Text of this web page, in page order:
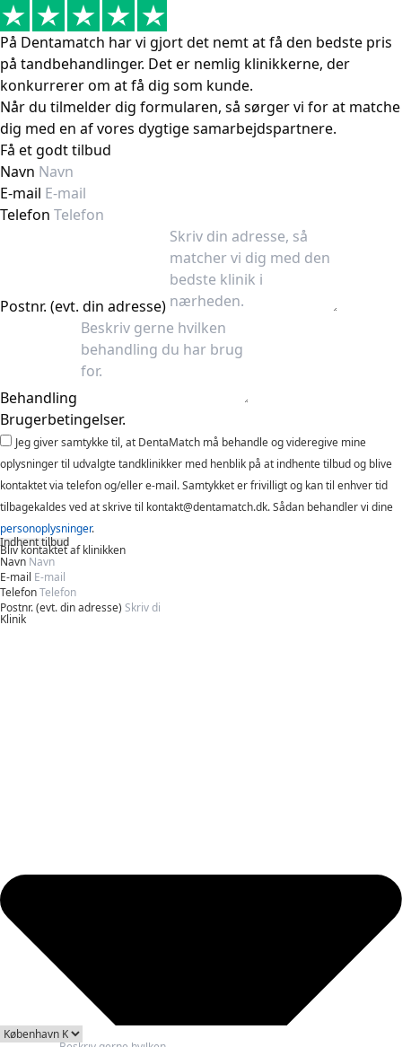
På Dentamatch har vi gjort det nemt at få den bedste pris
på tandbehandlinger. Det er nemlig klinikkerne, der
konkurrerer om at få dig som kunde.
Når du tilmelder dig formularen, så sørger vi for at matche
dig med en af vores dygtige samarbejdspartnere.
Få et godt tilbud
Navn
E-mail
Telefon
Postnr. (evt. din adresse)
Behandling
Brugerbetingelser.
Jeg giver samtykke til, at DentaMatch må behandle og videregive mine
oplysninger til udvalgte tandklinikker med henblik på at indhente tilbud og blive
kontaktet via telefon og/eller e-mail. Samtykket er frivilligt og kan til enhver tid
tilbagekaldes ved at skrive til kontakt@dentamatch.dk. Sådan behandler vi dine
personoplysninger.
Indhent tilbud
Bliv kontaktet af klinikken
Navn
E-mail
Telefon
Postnr. (evt. din adresse)
Klinik